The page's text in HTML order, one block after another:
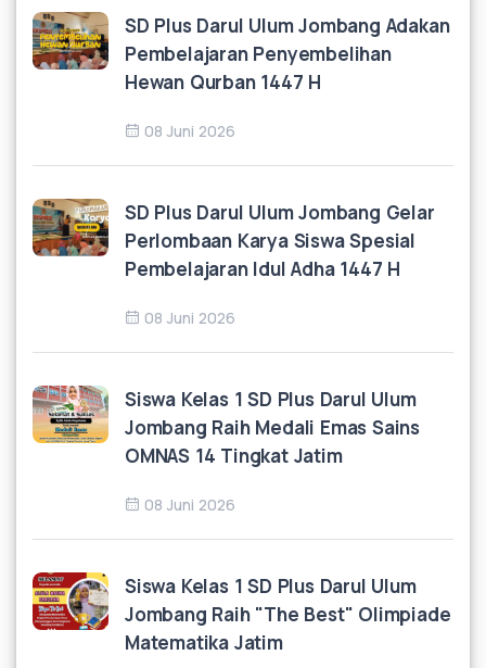
SD Plus Darul Ulum Jombang Adakan
Pembelajaran Penyembelihan
Hewan Qurban 1447 H
08 Juni 2026
SD Plus Darul Ulum Jombang Gelar
Perlombaan Karya Siswa Spesial
Pembelajaran Idul Adha 1447 H
08 Juni 2026
Siswa Kelas 1 SD Plus Darul Ulum
Jombang Raih Medali Emas Sains
OMNAS 14 Tingkat Jatim
08 Juni 2026
Siswa Kelas 1 SD Plus Darul Ulum
Jombang Raih "The Best" Olimpiade
Matematika Jatim